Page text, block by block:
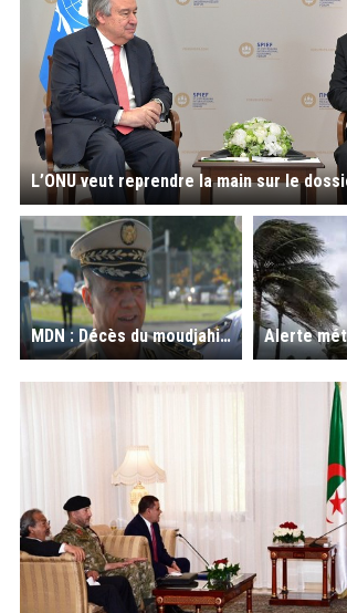
MDN : Décès du moudjahid et Général-Major à la retraite Ahçène Tafer